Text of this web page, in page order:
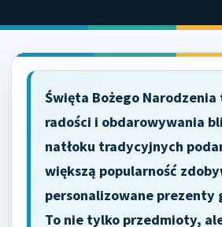
Święta Bożego
radości i obdarowywania
natłoku tradycyjnych
większą popularność
personalizowane prezenty
To nie tylko przedmioty,